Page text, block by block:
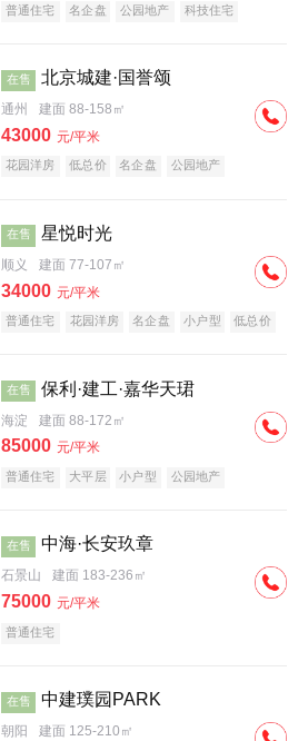
普通住宅 名企盘 公园地产 科技住宅
在售 北京城建·国誉颂
通州 建面 88-158㎡
43000 元/平米
花园洋房 低总价 名企盘 公园地产
在售 星悦时光
顺义 建面 77-107㎡
34000 元/平米
普通住宅 花园洋房 名企盘 小户型 低总价
在售 保利·建工·嘉华天珺
海淀 建面 88-172㎡
85000 元/平米
普通住宅 大平层 小户型
公园地产
在售 中海·长安玖章
石景山 建面 183-236㎡
75000 元/平米
普通住宅
在售 中建璞园PARK
朝阳 建面 125-210㎡